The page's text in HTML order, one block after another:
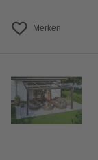
Merken